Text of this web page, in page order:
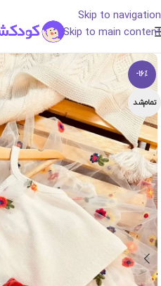
Skip to navigation
Skip to main content
-16%
تمام‌شد